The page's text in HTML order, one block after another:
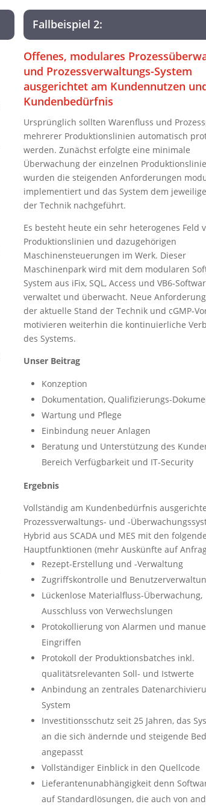
Fallbeispiel 2:
Offenes, modulares
und Prozessverwaltungs-System
ausgerichtet am Kundennutzen
Kundenbedürfnis
Ursprünglich sollten Warenfluss und
mehrerer Produktionslinien automatisch
werden. Zunächst erfolgte eine minimale
Überwachung der einzelnen
wurden die steigenden Anforderungen
implementiert und das System dem
der Technik nachgeführt.
Es besteht heute ein sehr heterogenes Feld
Produktionslinien und dazugehörigen
Maschinensteuerungen im Werk. Dieser
Maschinenpark wird mit dem modularen
System aus iFix, SQL, Access und VB6-
verwaltet und überwacht. Neue
der aktuelle Stand der Technik und cGMP-
motivieren weiterhin die kontinuierliche
des Systems.
Unser Beitrag
Konzeption
Dokumentation, Qualifizierungs-
Wartung und Pflege
Einbindung neuer Anlagen
Beratung und Unterstützung des
Bereich Verfügbarkeit und IT-Security
Ergebnis
Vollständig am Kundenbedürfnis
Prozessverwaltungs- und -
Hybrid aus SCADA und MES mit den
Hauptfunktionen (mehr Auskünfte auf
Rezept-Erstellung und -Verwaltung
Zugriffskontrolle und
Lückenlose Materialfluss-Überwachung,
Ausschluss von Verwechslungen
Protokollierung von Alarmen und
Eingriffen
Protokoll der Produktionsbatches inkl.
qualitätsrelevanten Soll- und Istwerte
Anbindung an zentrales
System
Investitionsschutz seit 25 Jahren, das
an die sich ändernde und steigende
angepasst
Vollständiger Einblick in den Quellcode
Lieferantenunabhängigkeit denn
auf Standardlösungen, die auch von